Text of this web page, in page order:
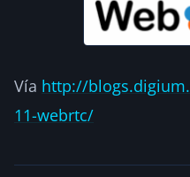
Vía http://
11-webrtc/